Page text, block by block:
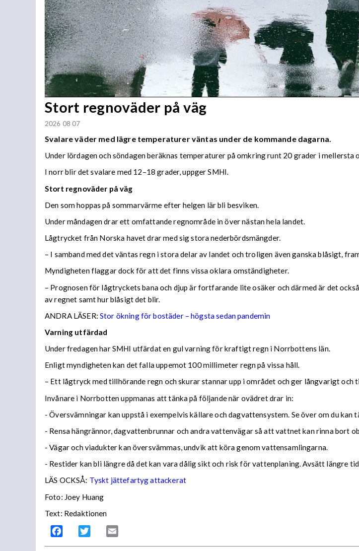
Stort regnoväder på väg
2026 08 07
Svalare väder med lägre temperaturer väntas under de kommande dagarna.
Under lördagen och söndagen beräknas temperaturer på omkring runt 20 grader i mellersta
I norr blir det svalare med 12–18 grader, uppger SMHI.
Stort regnoväder på väg
Den som hoppas på sommarvärme efter helgen lär bli besviken.
Under måndagen drar ett omfattande regnområde in över nästan hela landet.
Lågtrycket från Norska havet drar med sig stora nederbördsmängder.
– I samband med det väntas regn i stora delar av landet och troligen även ganska blåsigt,
Myndigheten flaggar dock för att det finns vissa oklara omständigheter.
– Prognosen för lågtryckets bana och djup är fortfarande lite osäker och därmed är det
av regnet samt hur blåsigt det blir.
ANDRA LÄSER: Stor ökning för bostäder – högsta sedan pandemin
Varning utfärdad
Under fredagen har SMHI utfärdat en gul varning för kraftigt regn i Norrbottens län.
Enligt myndigheten kan det falla uppemot 100 millimeter regn på vissa håll.
– Ett lågtryck med tillhörande regn och skurar stannar upp i området och ger långvarigt
Invånare i Norrbotten uppmanas att tänka på följande när ovädret drar in:
- Översvämningar kan uppstå i exempelvis källare och dagvattensystem. Se över om du
- Rensa hängrännor, dagvattenbrunnar och andra vattenvägar så att vattnet kan rinna bort
- Vägar och viadukter kan översvämmas, undvik att köra genom vattensamlingarna.
- Restider kan bli längre då det kan vara dålig sikt och risk för vattenplaning. Avsätt längre
LÄS OCKSÅ: Tyskt jättefartyg attackerat
Foto: Joey Huang
Text: Redaktionen
Facebook Twitter